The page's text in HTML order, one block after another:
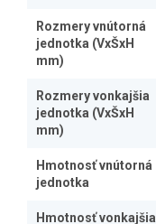
Rozmery vnútorná
jednotka (VxŠxH
mm)
Rozmery vonkajšia
jednotka (VxŠxH
mm)
Hmotnosť vnútorná
jednotka
Hmotnosť vonkajšia